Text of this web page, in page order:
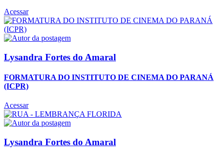
Acessar
Lysandra Fortes do Amaral
FORMATURA DO INSTITUTO DE CINEMA DO PARANÁ
(ICPR)
Acessar
Lysandra Fortes do Amaral